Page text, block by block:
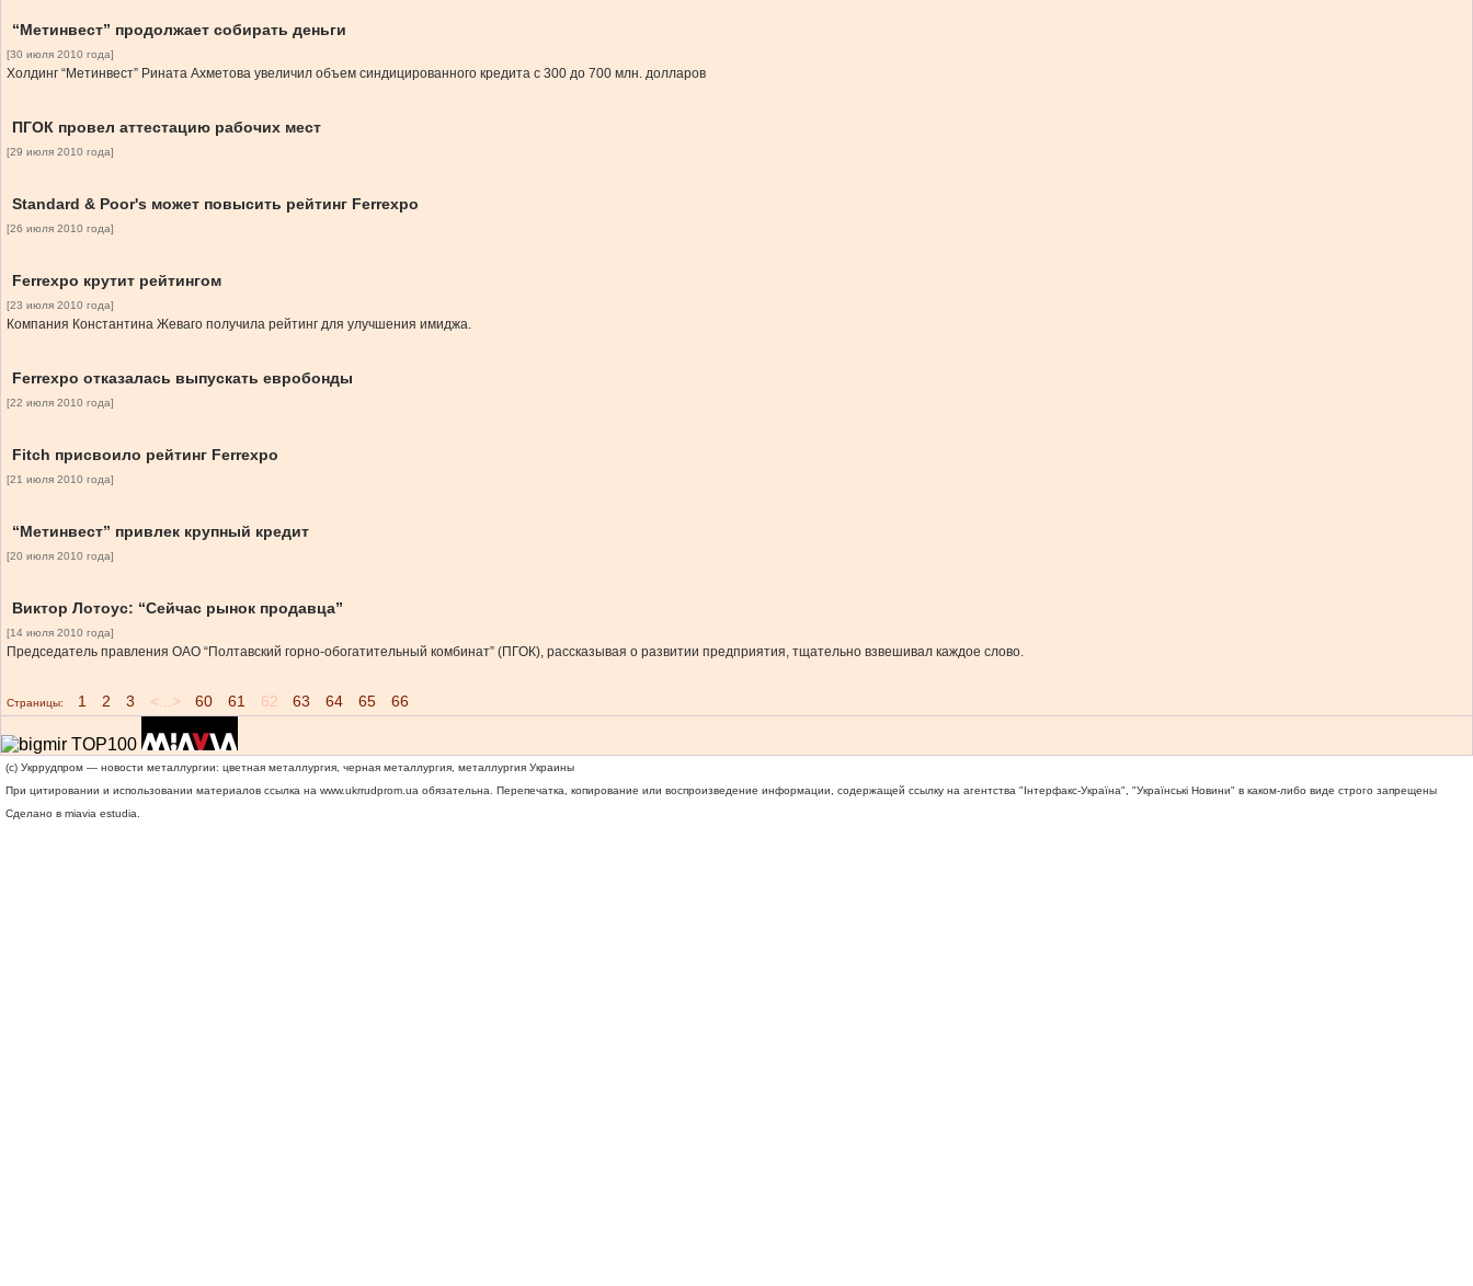
“Метинвест” продолжает собирать деньги
[30 июля 2010 года]
Холдинг “Метинвест” Рината Ахметова увеличил объем синдицированного кредита с 300 до 700 млн. долларов
ПГОК провел аттестацию рабочих мест
[29 июля 2010 года]
Standard & Poor's может повысить рейтинг Ferrexpo
[26 июля 2010 года]
Ferrexpo крутит рейтингом
[23 июля 2010 года]
Компания Константина Жеваго получила рейтинг для улучшения имиджа.
Ferrexpo отказалась выпускать евробонды
[22 июля 2010 года]
Fitch присвоило рейтинг Ferrexpo
[21 июля 2010 года]
“Метинвест” привлек крупный кредит
[20 июля 2010 года]
Виктор Лотоус: “Сейчас рынок продавца”
[14 июля 2010 года]
Председатель правления ОАО “Полтавский горно-обогатительный комбинат” (ПГОК), рассказывая о развитии предприятия, тщательно взвешивал каждое слово.
Страницы: 1 2 3 <...> 60 61 62 63 64 65 66
(c) Укррудпром — новости металлургии: цветная металлургия, черная металлургия, металлургия Украины
При цитировании и использовании материалов ссылка на www.ukrrudprom.ua обязательна. Перепечатка, копирование или воспроизведение информации, содержащей ссылку на агентства "Iнтерфакс-Україна", "Українськi Новини" в каком-либо виде строго запрещены
Сделано в miavia estudia.